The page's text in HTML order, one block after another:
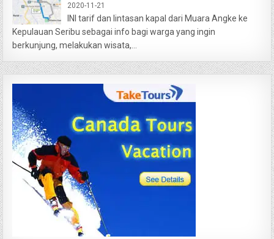
2020-11-21
INI tarif dan lintasan kapal dari Muara Angke ke
Kepulauan Seribu sebagai info bagi warga yang ingin
berkunjung, melakukan wisata,...